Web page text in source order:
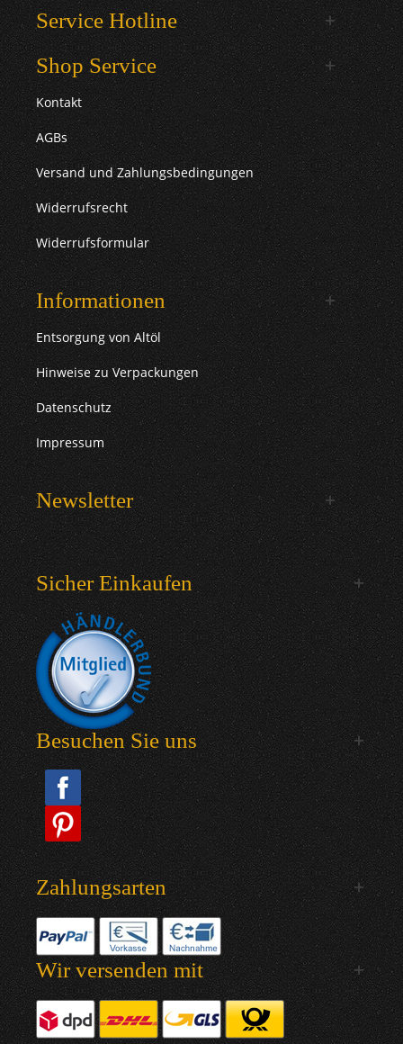
Service Hotline
Shop Service
Kontakt
AGBs
Versand und Zahlungsbedingungen
Widerrufsrecht
Widerrufsformular
Informationen
Entsorgung von Altöl
Hinweise zu Verpackungen
Datenschutz
Impressum
Newsletter
Sicher Einkaufen
Besuchen Sie uns
Zahlungsarten
Wir versenden mit